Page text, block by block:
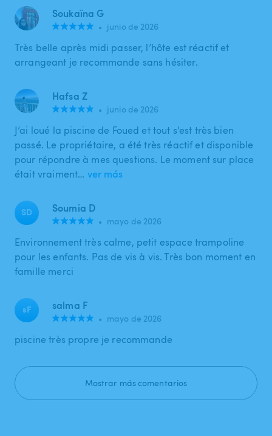
Soukaïna G
• junio de 2026
Très belle après midi passer, l’hôte est réactif et
arrangeant je recommande sans hésiter.
Hafsa Z
• junio de 2026
J’ai loué la piscine de Foued et tout s’est très bien
passé. Le propriétaire, a été très réactif et disponible
pour répondre à mes questions. Le moment sur place
était vraiment… ver más
SD Soumia D
• mayo de 2026
Environnement très calme, petit espace trampoline
pour les enfants. Pas de vis à vis. Très bon moment en
famille merci
sF salma F
• mayo de 2026
piscine très propre je recommande
Mostrar más comentarios